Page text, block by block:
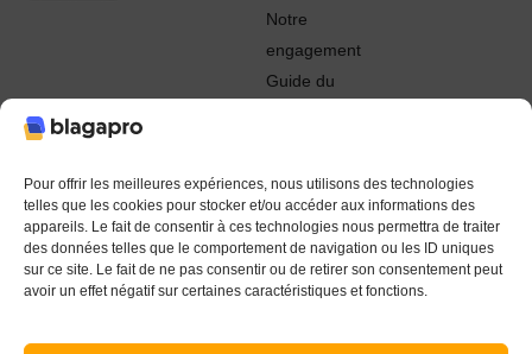
Pour offrir les meilleures expériences, nous utilisons des technologies
telles que les cookies pour stocker et/ou accéder aux informations des
appareils. Le fait de consentir à ces technologies nous permettra de traiter
des données telles que le comportement de navigation ou les ID uniques
sur ce site. Le fait de ne pas consentir ou de retirer son consentement peut
avoir un effet négatif sur certaines caractéristiques et fonctions.
Notre
engagement
Guide du
© 2022 - 2024 Blagapro. Tous droits réservés. Textiles
personnalisés à Orléans